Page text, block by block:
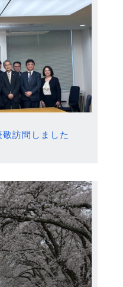
訪問しました